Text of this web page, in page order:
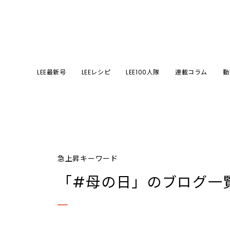
LEE最新号 LEEレシピ LEE100人隊 連載コラム
急上昇キーワード
「#母の日」 のブログ一